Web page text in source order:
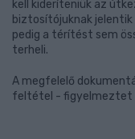
kell kideríteniük az
biztosítójuknak
pedig a térítést sem
terheli.
A megfelelő
feltétel - figyelmeztet